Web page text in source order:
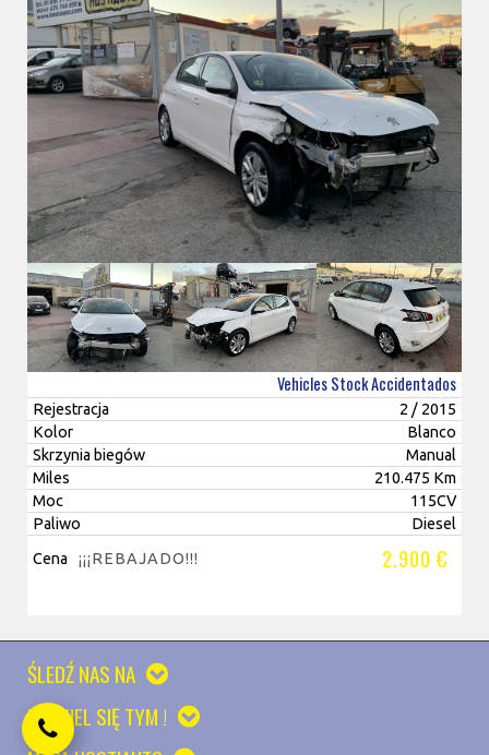
Vehicles Stock Accidentados
Rejestracja
2 / 2015
Kolor
Blanco
Skrzynia biegów
Manual
Miles
210.475 Km
Moc
115CV
Paliwo
Diesel
Cena
¡¡¡REBAJADO!!! 2.900 €
ŚLEDŹ NAS NA
PODZIEL SIĘ TYM !